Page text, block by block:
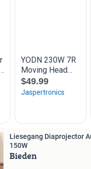
Liesegang Diaprojector
150W
Bieden